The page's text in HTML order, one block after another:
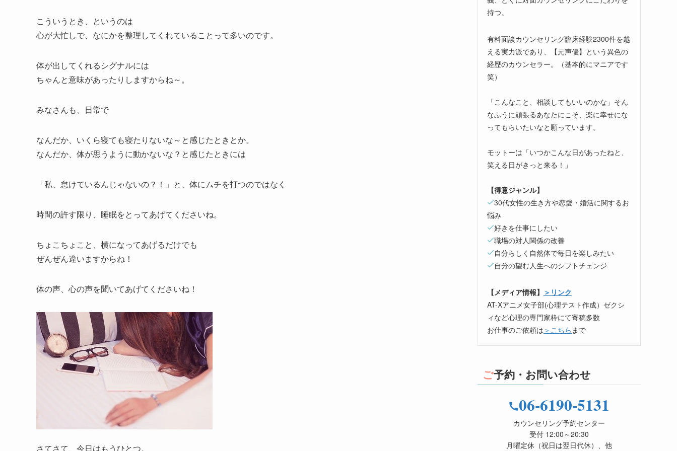
こういうとき、というのは
心が大忙しで、なにかを整理してくれていることって多いのです。
体が出してくれるシグナルには
ちゃんと意味があったりしますからね～。
みなさんも、日常で
なんだか、いくら寝ても寝たりないな～と感じたときとか。
なんだか、体が思うように動かないな？と感じたときには
「私、怠けているんじゃないの？！」と、体にムチを打つのではなく
時間の許す限り、睡眠をとってあげてくださいね。
ちょこちょこと、横になってあげるだけでも
ぜんぜん違いますからね！
体の声、心の声を聞いてあげてくださいね！
さてさて、今日はもうひとつ。
持つ。
有料面談カウンセリング臨床経験2300件を越
える実力派であり、【元声優】という異色の
経歴のカウンセラー。（基本的にマニアです
笑）
「こんなこと、相談してもいいのかな」そん
なふうに頑張るあなたにこそ、楽に幸せにな
ってもらいたいなと願っています。
モットーは「いつかこんな日があったねと、
笑える日がきっと来る！」
【得意ジャンル】
30代女性の生き方や恋愛・婚活に関するお
悩み
好きを仕事にしたい
職場の対人関係の改善
自分らしく自然体で毎日を楽しみたい
自分の望む人生へのシフトチェンジ
【メディア情報】 ＞リンク
AT-Xアニメ女子部(心理テスト作成）ゼクシ
ィなど心理の専門家枠にて寄稿多数
お仕事のご依頼は ＞こちら まで
ご予約・お問い合わせ
06-6190-5131
カウンセリング予約センター
受付 12:00～20:30
月曜定休（祝日は翌日代休）、他